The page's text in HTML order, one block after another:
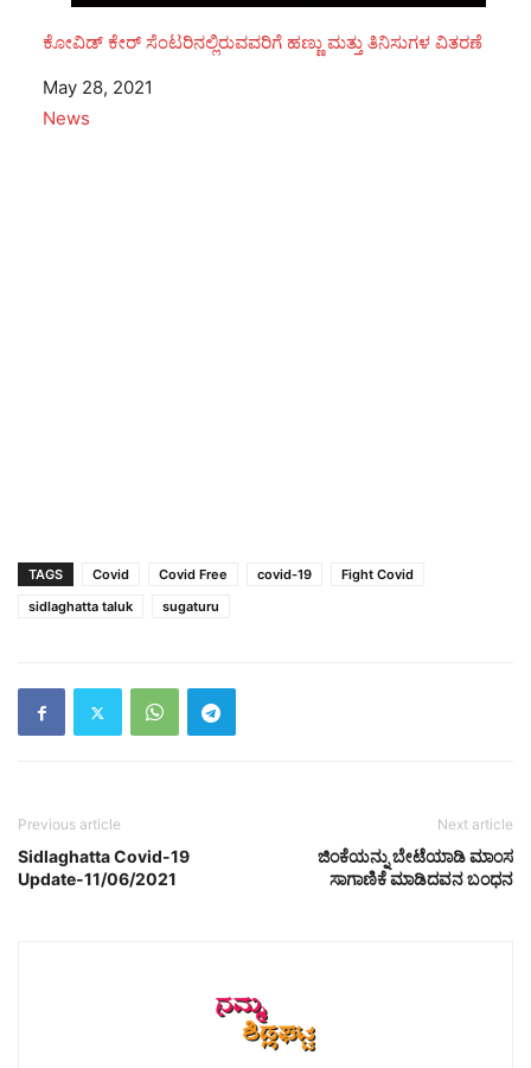
ಕೋವಿಡ್ ಕೇರ್ ಸೆಂಟರಿನಲ್ಲಿರುವವರಿಗೆ ಹಣ್ಣು ಮತ್ತು ತಿನಿಸುಗಳ ವಿತರಣೆ
Date
May 28, 2021
In relation to
News
TAGS Covid Covid Free covid-19
Fight Covid
sidlaghatta taluk
sugaturu
Previous article
Sidlaghatta Covid-19
Update-11/06/2021
Next article
ಜಿಂಕೆಯನ್ನು ಬೇಟೆಯಾಡಿ ಮಾಂಸ
ಸಾಗಾಣಿಕೆ ಮಾಡಿದವನ ಬಂಧನ